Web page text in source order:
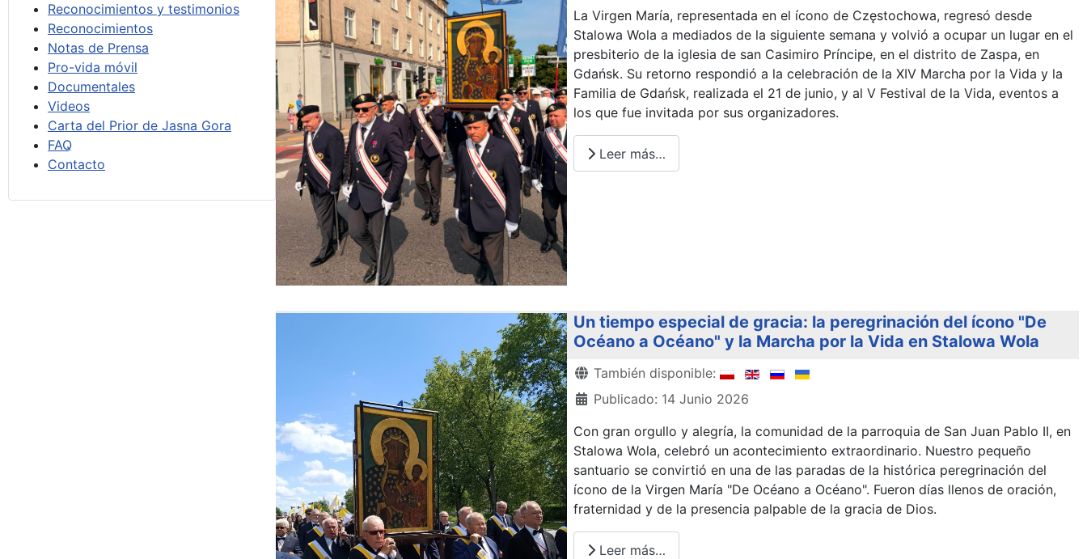
Reconocimientos y testimonios
Reconocimientos
Notas de Prensa
Pro-vida móvil
Documentales
Videos
Carta del Prior de Jasna Gora
FAQ
Contacto
La Virgen María, representada en el ícono de Częstochowa, regresó desde
Stalowa Wola a mediados de la siguiente semana y volvió a ocupar un lugar en el
presbiterio de la iglesia de san Casimiro Príncipe, en el distrito de Zaspa, en
Gdańsk. Su retorno respondió a la celebración de la XIV Marcha por la Vida y la
Familia de Gdańsk, realizada el 21 de junio, y al V Festival de la Vida, eventos a
los que fue invitada por sus organizadores.
Leer más…
Un tiempo especial de gracia: la peregrinación del ícono "De
Océano a Océano" y la Marcha por la Vida en Stalowa Wola
Detalles
También disponible:
Publicado: 14 Junio 2026
Con gran orgullo y alegría, la comunidad de la parroquia de San Juan Pablo II, en
Stalowa Wola, celebró un acontecimiento extraordinario. Nuestro pequeño
santuario se convirtió en una de las paradas de la histórica peregrinación del
ícono de la Virgen María "De Océano a Océano". Fueron días llenos de oración,
fraternidad y de la presencia palpable de la gracia de Dios.
Leer más…